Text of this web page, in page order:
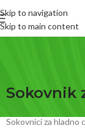
Skip to navigation
Skip to main content
Sokovnik
Sokovnici za hladno